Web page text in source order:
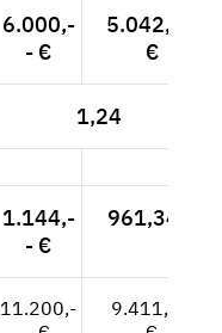
6.000,-
- €
5.042,02
€
1,24
1.144,-
- €
961,34 €
11.200,-
9.411,76